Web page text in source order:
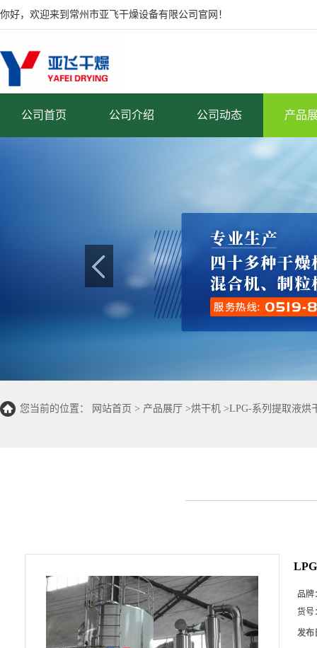
你好，欢迎来到常州市亚飞干燥设备有限公司官网！
公司首页 公司介绍 公司动态 产品
您当前的位置： 网站首页 > 产品展厅 >烘干机 >LPG-系列提取液烘
品牌
货号
发布